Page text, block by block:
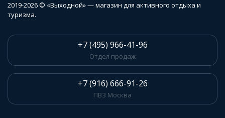
2019-2026 © «Выходной» — магазин для активного отдыха и
туризма.
+7 (495) 966-41-96
Отдел продаж
+7 (916) 666-91-26
ПВЗ Москва